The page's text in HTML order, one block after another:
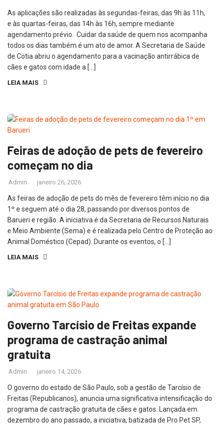
As aplicações são realizadas às segundas-feiras, das 9h às 11h,
e às quartas-feiras, das 14h às 16h, sempre mediante
agendamento prévio. Cuidar da saúde de quem nos acompanha
todos os dias também é um ato de amor. A Secretaria de Saúde
de Cotia abriu o agendamento para a vacinação antirrábica de
cães e gatos com idade a […]
LEIA MAIS
Feiras de adoção de pets de fevereiro
começam no dia
Admin janeiro 26, 2026
As feiras de adoção de pets do mês de fevereiro têm início no dia
1º e seguem até o dia 28, passando por diversos pontos de
Barueri e região. A iniciativa é da Secretaria de Recursos Naturais
e Meio Ambiente (Sema) e é realizada pelo Centro de Proteção ao
Animal Doméstico (Cepad). Durante os eventos, o […]
LEIA MAIS
Governo Tarcísio de Freitas expande
programa de castração animal
gratuita
Admin janeiro 14, 2026
O governo do estado de São Paulo, sob a gestão de Tarcísio de
Freitas (Republicanos), anuncia uma significativa intensificação do
programa de castração gratuita de cães e gatos. Lançada em
dezembro do ano passado, a iniciativa, batizada de Pro Pet SP,